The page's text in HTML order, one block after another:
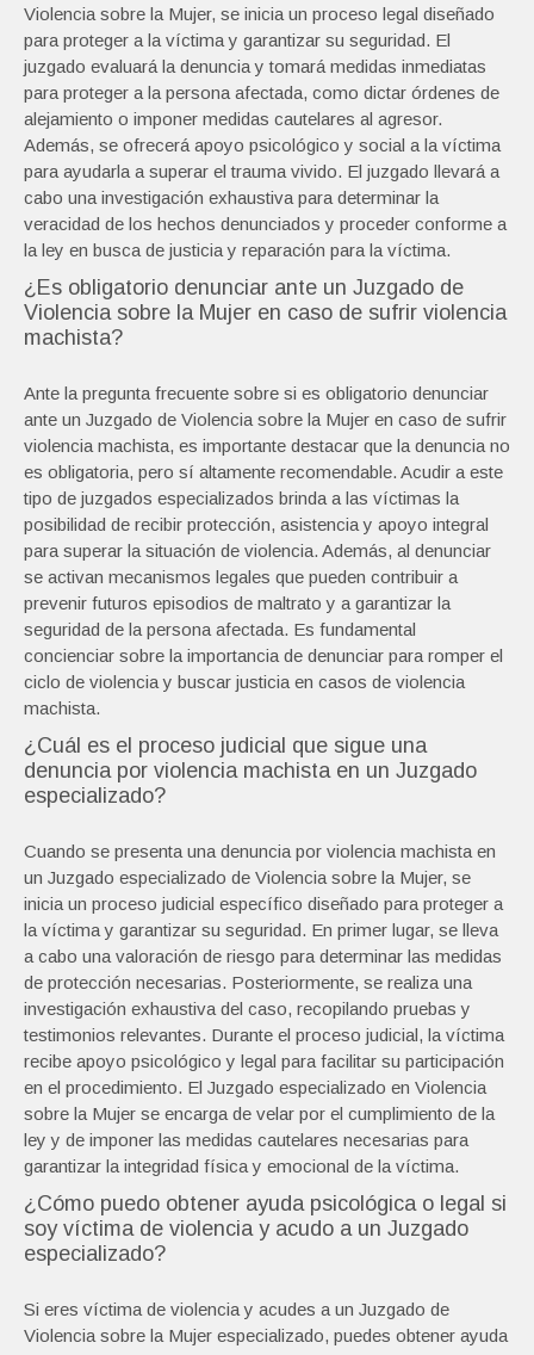
Violencia sobre la Mujer, se inicia un proceso legal diseñado
para proteger a la víctima y garantizar su seguridad. El
juzgado evaluará la denuncia y tomará medidas inmediatas
para proteger a la persona afectada, como dictar órdenes de
alejamiento o imponer medidas cautelares al agresor.
Además, se ofrecerá apoyo psicológico y social a la víctima
para ayudarla a superar el trauma vivido. El juzgado llevará a
cabo una investigación exhaustiva para determinar la
veracidad de los hechos denunciados y proceder conforme a
la ley en busca de justicia y reparación para la víctima.
¿Es obligatorio denunciar ante un Juzgado de
Violencia sobre la Mujer en caso de sufrir violencia
machista?
Ante la pregunta frecuente sobre si es obligatorio denunciar
ante un Juzgado de Violencia sobre la Mujer en caso de sufrir
violencia machista, es importante destacar que la denuncia no
es obligatoria, pero sí altamente recomendable. Acudir a este
tipo de juzgados especializados brinda a las víctimas la
posibilidad de recibir protección, asistencia y apoyo integral
para superar la situación de violencia. Además, al denunciar
se activan mecanismos legales que pueden contribuir a
prevenir futuros episodios de maltrato y a garantizar la
seguridad de la persona afectada. Es fundamental
concienciar sobre la importancia de denunciar para romper el
ciclo de violencia y buscar justicia en casos de violencia
machista.
¿Cuál es el proceso judicial que sigue una
denuncia por violencia machista en un Juzgado
especializado?
Cuando se presenta una denuncia por violencia machista en
un Juzgado especializado de Violencia sobre la Mujer, se
inicia un proceso judicial específico diseñado para proteger a
la víctima y garantizar su seguridad. En primer lugar, se lleva
a cabo una valoración de riesgo para determinar las medidas
de protección necesarias. Posteriormente, se realiza una
investigación exhaustiva del caso, recopilando pruebas y
testimonios relevantes. Durante el proceso judicial, la víctima
recibe apoyo psicológico y legal para facilitar su participación
en el procedimiento. El Juzgado especializado en Violencia
sobre la Mujer se encarga de velar por el cumplimiento de la
ley y de imponer las medidas cautelares necesarias para
garantizar la integridad física y emocional de la víctima.
¿Cómo puedo obtener ayuda psicológica o legal si
soy víctima de violencia y acudo a un Juzgado
especializado?
Si eres víctima de violencia y acudes a un Juzgado de
Violencia sobre la Mujer especializado, puedes obtener ayuda